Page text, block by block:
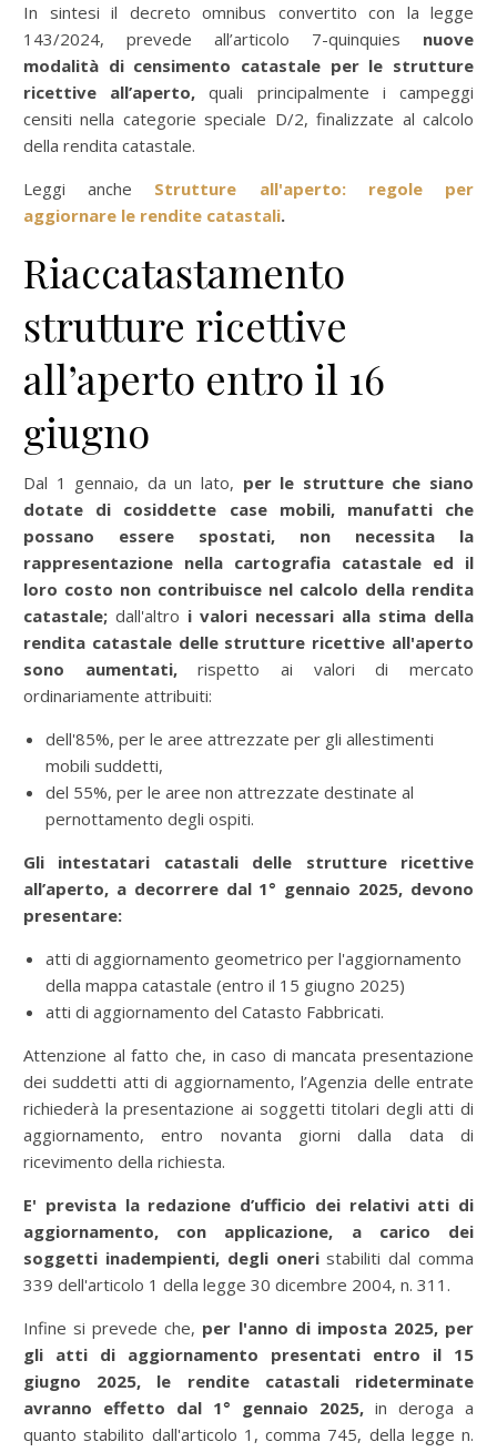
In sintesi il decreto omnibus convertito con la legge
143/2024, prevede all’articolo 7-quinquies nuove
modalità di censimento catastale per le strutture
ricettive all’aperto,quali principalmente i campeggi
censiti nella categorie speciale D/2, finalizzate al calcolo
della rendita catastale.
Leggi anche Strutture all'aperto: regole per
aggiornare le rendite catastali.
Riaccatastamento
strutture ricettive
all’aperto entro il 16
giugno
Dal 1 gennaio, da un lato, per le strutture che siano
dotate di cosiddette case mobili, manufatti che
possano essere spostati, non necessita la
rappresentazione nella cartografia catastale ed il
loro costo non contribuisce nel calcolo della rendita
catastale; dall'altro i valori necessari alla stima della
rendita catastale delle strutture ricettive all'aperto
sono aumentati,rispetto ai valori di mercato
ordinariamente attribuiti:
dell'85%, per le aree attrezzate per gli allestimenti
mobili suddetti,
del 55%, per le aree non attrezzate destinate al
pernottamento degli ospiti.
Gli intestatari catastali delle strutture ricettive
all’aperto, a decorrere dal 1° gennaio 2025, devono
presentare:
atti di aggiornamento geometrico per l'aggiornamento
della mappa catastale (entro il 15 giugno 2025)
atti di aggiornamento del Catasto Fabbricati.
Attenzione al fatto che, in caso di mancata presentazione
dei suddetti atti di aggiornamento, l’Agenzia delle entrate
richiederà la presentazione ai soggetti titolari degli atti di
aggiornamento, entro novanta giorni dalla data di
ricevimento della richiesta.
E' prevista la redazione d’ufficio dei relativi atti di
aggiornamento, con applicazione, a carico dei
soggetti inadempienti, degli oneristabiliti dal comma
339 dell'articolo 1 della legge 30 dicembre 2004, n. 311.
Infine si prevede che, per l'anno di imposta 2025, per
gli atti di aggiornamento presentati entro il 15
giugno 2025, le rendite catastali rideterminate
avranno effetto dal 1° gennaio 2025, in deroga a
quanto stabilito dall'articolo 1, comma 745, della legge n.